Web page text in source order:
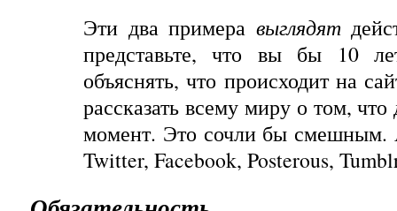
Эти два примера выглядят
представьте, что вы бы 10
объяснять, что происходит на
рассказать всему миру о том,
момент. Это сочли бы смешным.
Twitter, Facebook, Posterous,